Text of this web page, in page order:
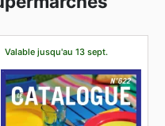
Valable jusqu'au 13 sept.